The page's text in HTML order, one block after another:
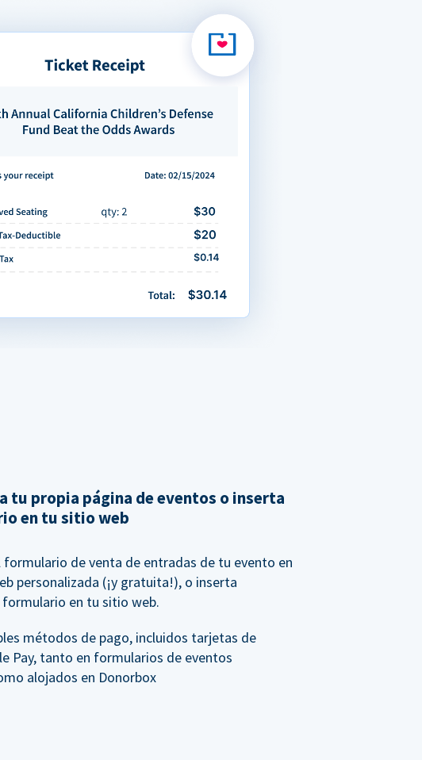
tu propia página de eventos o inserta
en tu sitio web
formulario de venta de entradas de tu evento en
personalizada (¡y gratuita!), o inserta
en tu sitio web.
métodos de pago, incluidos tarjetas de
Pay, tanto en formularios de eventos
alojados en Donorbox